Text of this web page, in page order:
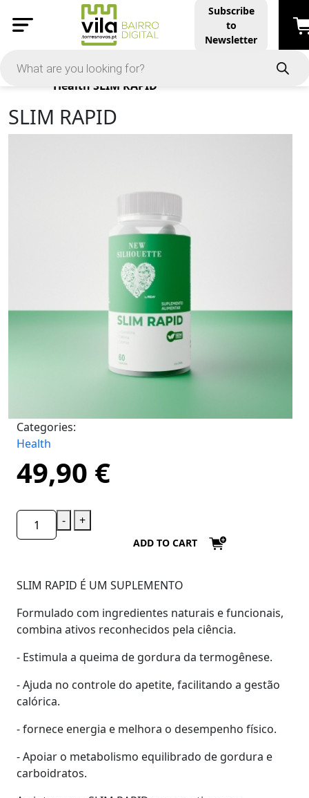
Subscribe
to
Newsletter
Products
Health SLIM RAPID
SLIM RAPID
Categories:
Health
49,90 €
- +
ADD TO CART
SLIM RAPID É UM SUPLEMENTO
Formulado com ingredientes naturais e funcionais,
combina ativos reconhecidos pela ciência.
- Estimula a queima de gordura da termogênese.
- Ajuda no controle do apetite, facilitando a gestão
calórica.
- fornece energia e melhora o desempenho físico.
- Apoiar o metabolismo equilibrado de gordura e
carboidratos.